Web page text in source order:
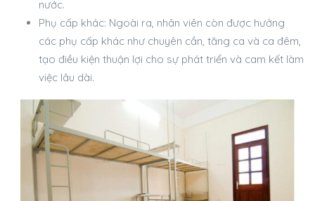
nước.
Phụ cấp khác: Ngoài ra, nhân viên còn được hưởng
các phụ cấp khác như chuyên cần, tăng ca và ca đêm,
tạo điều kiện thuận lợi cho sự phát triển và cam kết làm
việc lâu dài.